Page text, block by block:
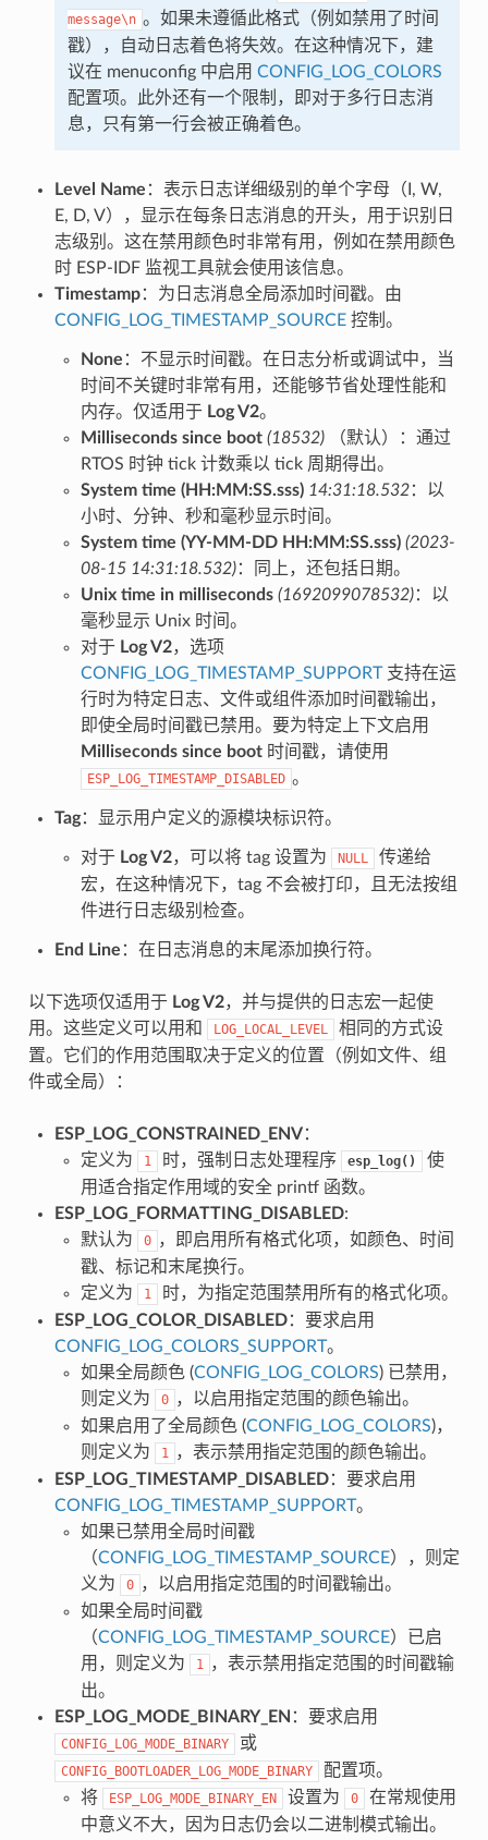
message\n 。如果未遵循此格式（例如禁用了时间
戳），自动日志着色将失效。在这种情况下，建
议在 menuconfig 中启用 CONFIG_LOG_COLORS
配置项。此外还有一个限制，即对于多行日志消
息，只有第一行会被正确着色。
Level Name ：表示日志详细级别的单个字母（I, W,
E, D, V），显示在每条日志消息的开头，用于识别日
志级别。这在禁用颜色时非常有用，例如在禁用颜色
时 ESP-IDF 监视工具就会使用该信息。
Timestamp：为日志消息全局添加时间戳。由
CONFIG_LOG_TIMESTAMP_SOURCE控制。
None ：不显示时间戳。在日志分析或调试中，当
时间不关键时非常有用，还能够节省处理性能和
内存。仅适用于 Log V2。
Milliseconds since boot (18532)（默认）：通过
RTOS 时钟 tick 计数乘以 tick 周期得出。
System time (HH:MM:SS.sss) 14:31:18.532：以
小时、分钟、秒和毫秒显示时间。
System time (YY-MM-DD HH:MM:SS.sss) (2023-
08-15 14:31:18.532)：同上，还包括日期。
Unix time in milliseconds (1692099078532)：以
毫秒显示 Unix 时间。
对于 Log V2，选项
CONFIG_LOG_TIMESTAMP_SUPPORT支持在运
行时为特定日志、文件或组件添加时间戳输出，
即使全局时间戳已禁用。要为特定上下文启用
Milliseconds since boot时间戳，请使用
ESP_LOG_TIMESTAMP_DISABLED 。
Tag：显示用户定义的源模块标识符。
对于 Log V2，可以将 tag 设置为 NULL
传递给
宏，在这种情况下，tag 不会被打印，且无法按组
件进行日志级别检查。
End Line ：在日志消息的末尾添加换行符。
以下选项仅适用于 Log V2，并与提供的日志宏一起使
用。这些定义可以用和
LOG_LOCAL_LEVEL
相同的方式设
置。它们的作用范围取决于定义的位置（例如文件、组
件或全局）：
ESP_LOG_CONSTRAINED_ENV：
定义为
1 时，强制日志处理程序 esp_log()
使
用适合指定作用域的安全 printf 函数。
ESP_LOG_FORMATTING_DISABLED:
默认为
0 ，即启用所有格式化项，如颜色、时间
戳、标记和末尾换行。
定义为
1
时，为指定范围禁用所有的格式化项。
ESP_LOG_COLOR_DISABLED：要求启用
CONFIG_LOG_COLORS_SUPPORT。
如果全局颜色 (CONFIG_LOG_COLORS) 已禁用，
则定义为
0 ，以启用指定范围的颜色输出。
如果启用了全局颜色 (CONFIG_LOG_COLORS)，
则定义为
1 ，表示禁用指定范围的颜色输出。
ESP_LOG_TIMESTAMP_DISABLED：要求启用
CONFIG_LOG_TIMESTAMP_SUPPORT。
如果已禁用全局时间戳
（CONFIG_LOG_TIMESTAMP_SOURCE），则定
义为
0 ，以启用指定范围的时间戳输出。
如果全局时间戳
（CONFIG_LOG_TIMESTAMP_SOURCE）已启
用，则定义为
1 ，表示禁用指定范围的时间戳输
出。
ESP_LOG_MODE_BINARY_EN ：要求启用
CONFIG_LOG_MODE_BINARY 或
CONFIG_BOOTLOADER_LOG_MODE_BINARY
配置项。
将
ESP_LOG_MODE_BINARY_EN 设置为 0
在常规使用
中意义不大，因为日志仍会以二进制模式输出。